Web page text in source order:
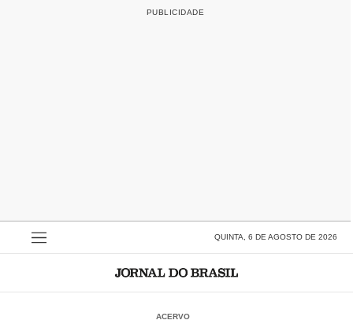
QUINTA, 6 DE AGOSTO DE 2026
ACERVO